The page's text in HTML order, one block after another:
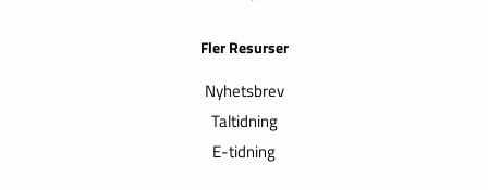
Fler Resurser
Nyhetsbrev
Taltidning
E-tidning